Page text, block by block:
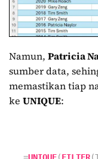
Namun, Patricia
sumber data,
memastikan tiap
ke UNIQUE:
=UNIQUE(FILTER